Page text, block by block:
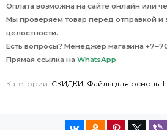
Оплата возможна на сайте онлайн или
Мы проверяем товар перед отправкой и
целостности.
Есть вопросы? Менеджер магазина
Прямая ссылка на WhatsApp
Категории: СКИДКИ Файлы для основы L